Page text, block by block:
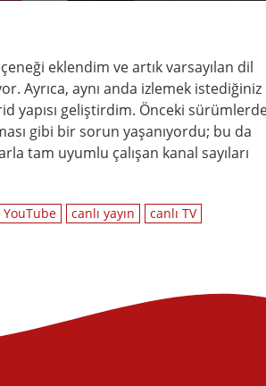
eklendim ve artık varsayılan dil
Ayrıca, aynı anda izlemek istediğiniz
yapısı geliştirdim. Önceki
gibi bir sorun yaşanıyordu; bu da
tam uyumlu çalışan kanal sayıları
YouTube canlı yayın canlı TV